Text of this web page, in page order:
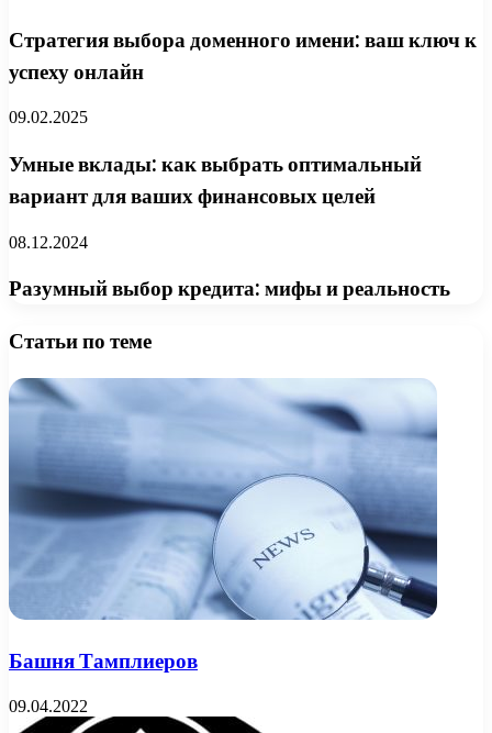
Стратегия выбора доменного имени: ваш ключ к
успеху онлайн
09.02.2025
Умные вклады: как выбрать оптимальный
вариант для ваших финансовых целей
08.12.2024
Разумный выбор кредита: мифы и реальность
Статьи по теме
Башня Тамплиеров
09.04.2022